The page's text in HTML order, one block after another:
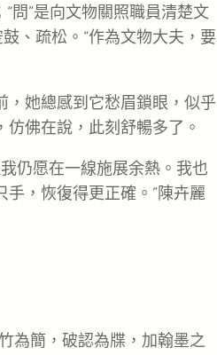
問”是向文物關照職員清楚文
、疏松。“作為文物大夫，要
，她總感到它愁眉鎖眼，似乎
佛在說，此刻舒暢多了。
仍愿在一線施展余熱。我也
，恢復得更正確。”陳卉麗
為簡，破認為牒，加翰墨之